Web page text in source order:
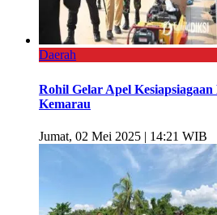
Daerah
Rohil Gelar Apel
Kemarau
Jumat, 02 Mei 2025 | 14:21 WIB